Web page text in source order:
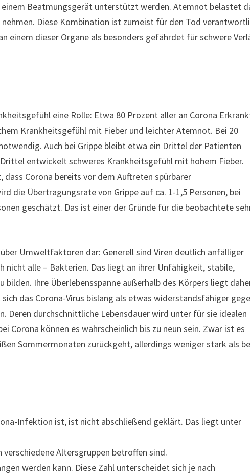
Beatmungsgerät unterstützt werden. Atemnot belastet
nehmen. Diese Kombination ist zumeist für den Tod
einem dieser Organe als besonders gefährdet für schwere
eine Rolle: Etwa 80 Prozent aller an Corona
Krankheitsgefühl mit Fieber und leichter Atemnot. Bei 20
Auch bei Grippe bleibt etwa ein Drittel der Patienten
entwickelt schweres Krankheitsgefühl mit hohem Fieber.
Corona bereits vor dem Auftreten spürbarer
die Übertragungsrate von Grippe auf ca. 1-1,5 Personen, bei
geschätzt. Das ist einer der Gründe für die beobachtete
Umweltfaktoren dar: Generell sind Viren deutlich anfälliger
nicht alle – Bakterien. Das liegt an ihrer Unfähigkeit, stabile,
Ihre Überlebensspanne außerhalb des Körpers liegt
das Corona-Virus bislang als etwas widerstandsfähiger
Deren durchschnittliche Lebensdauer wird unter für sie idealen
Corona können es wahrscheinlich bis zu neun sein. Zwar ist es
Sommermonaten zurückgeht, allerdings weniger stark als
Infektion ist, ist nicht abschließend geklärt. Das liegt unter
Altersgruppen betroffen sind.
werden kann. Diese Zahl unterscheidet sich je nach